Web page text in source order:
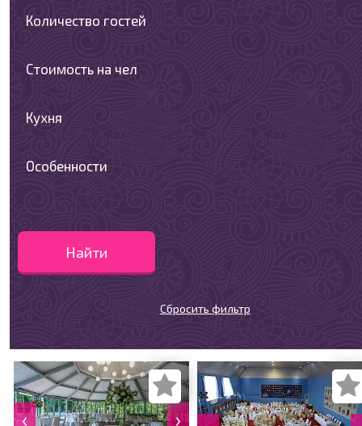
Количество гостей
Стоимость на чел
Кухня
Особенности
Найти
Сбросить фильтр
‹ ›